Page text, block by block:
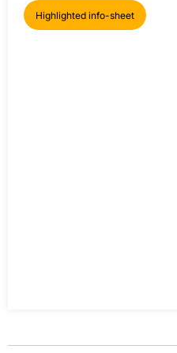
Highlighted info-sheet